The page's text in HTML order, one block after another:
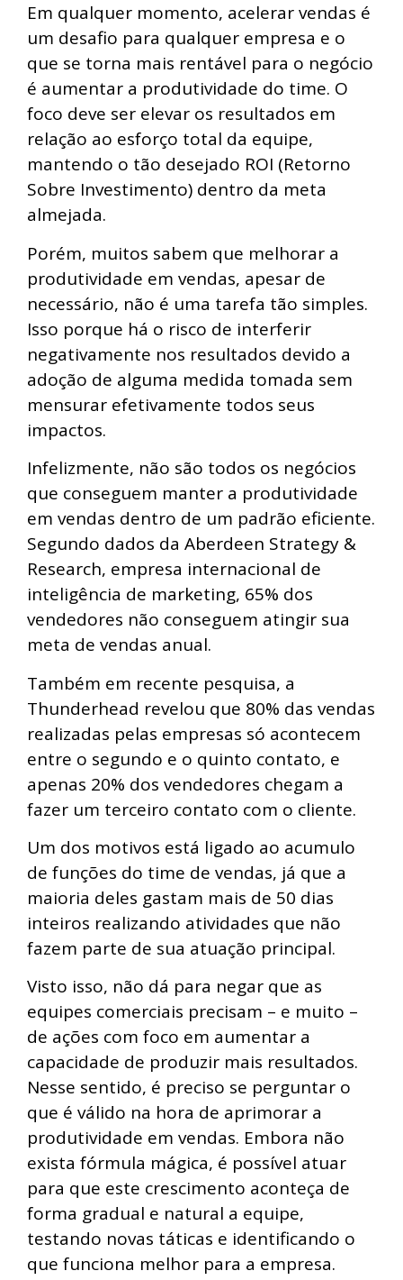
Em qualquer momento, acelerar vendas é
um desafio para qualquer empresa e o
que se torna mais rentável para o negócio
é aumentar a produtividade do time. O
foco deve ser elevar os resultados em
relação ao esforço total da equipe,
mantendo o tão desejado ROI (Retorno
Sobre Investimento) dentro da meta
almejada.
Porém, muitos sabem que melhorar a
produtividade em vendas, apesar de
necessário, não é uma tarefa tão simples.
Isso porque há o risco de interferir
negativamente nos resultados devido a
adoção de alguma medida tomada sem
mensurar efetivamente todos seus
impactos.
Infelizmente, não são todos os negócios
que conseguem manter a produtividade
em vendas dentro de um padrão eficiente.
Segundo dados da Aberdeen Strategy &
Research, empresa internacional de
inteligência de marketing, 65% dos
vendedores não conseguem atingir sua
meta de vendas anual.
Também em recente pesquisa, a
Thunderhead revelou que 80% das vendas
realizadas pelas empresas só acontecem
entre o segundo e o quinto contato, e
apenas 20% dos vendedores chegam a
fazer um terceiro contato com o cliente.
Um dos motivos está ligado ao acumulo
de funções do time de vendas, já que a
maioria deles gastam mais de 50 dias
inteiros realizando atividades que não
fazem parte de sua atuação principal.
Visto isso, não dá para negar que as
equipes comerciais precisam – e muito –
de ações com foco em aumentar a
capacidade de produzir mais resultados.
Nesse sentido, é preciso se perguntar o
que é válido na hora de aprimorar a
produtividade em vendas. Embora não
exista fórmula mágica, é possível atuar
para que este crescimento aconteça de
forma gradual e natural a equipe,
testando novas táticas e identificando o
que funciona melhor para a empresa.